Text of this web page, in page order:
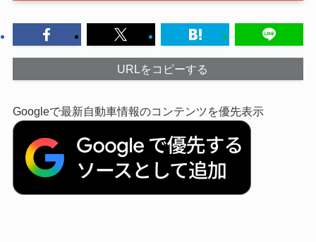
URLをコピーする
Googleで最新自動車情報のコンテンツを優先表示